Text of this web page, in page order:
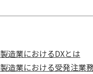
製造業におけるDXとは
製造業における受発注業